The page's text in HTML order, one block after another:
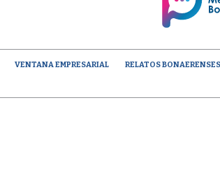
VENTANA EMPRESARIAL RELATOS BONAERENSES